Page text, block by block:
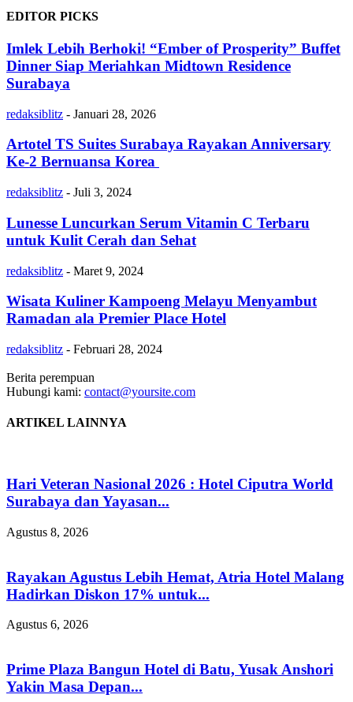
EDITOR PICKS
Imlek Lebih Berhoki! “Ember of Prosperity” Buffet
Dinner Siap Meriahkan Midtown Residence
Surabaya
redaksiblitz - Januari 28, 2026
Artotel TS Suites Surabaya Rayakan Anniversary
Ke-2 Bernuansa Korea
redaksiblitz - Juli 3, 2024
Lunesse Luncurkan Serum Vitamin C Terbaru
untuk Kulit Cerah dan Sehat
redaksiblitz - Maret 9, 2024
Wisata Kuliner Kampoeng Melayu Menyambut
Ramadan ala Premier Place Hotel
redaksiblitz - Februari 28, 2024
Berita perempuan
Hubungi kami: contact@yoursite.com
ARTIKEL LAINNYA
Hari Veteran Nasional 2026 : Hotel Ciputra World
Surabaya dan Yayasan...
Agustus 8, 2026
Rayakan Agustus Lebih Hemat, Atria Hotel Malang
Hadirkan Diskon 17% untuk...
Agustus 6, 2026
Prime Plaza Bangun Hotel di Batu, Yusak Anshori
Yakin Masa Depan...